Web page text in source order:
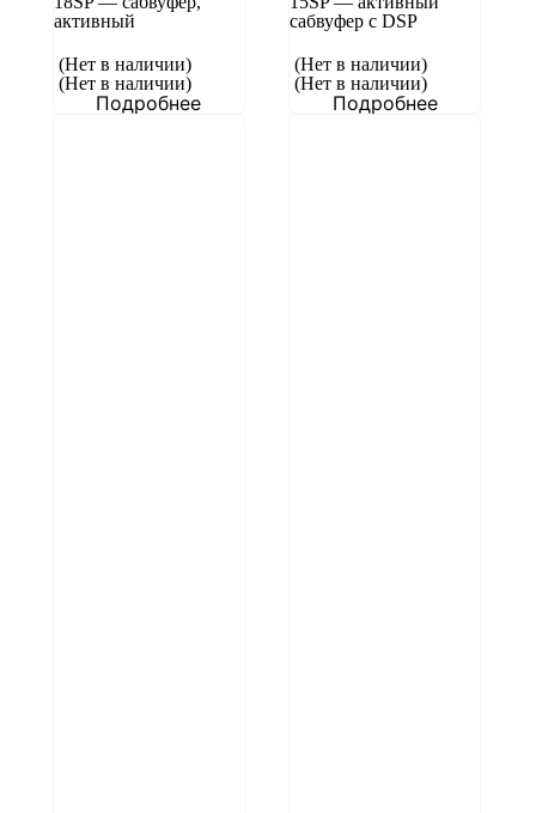
активный
(Нет в наличии)
(Нет в наличии)
Подробнее
сабвуфер с DSP
(Нет в наличии)
(Нет в наличии)
Подробнее